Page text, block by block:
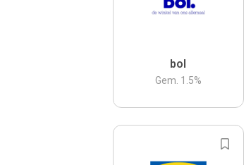
bol
Gem. 1.5%